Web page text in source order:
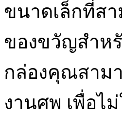
ขนาดเล็กที่สา
ของขวัญสำห
กล่องคุณสาม
งานศพ เพื่อไ